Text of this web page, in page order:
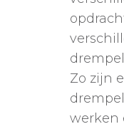
Zo zijn
werken